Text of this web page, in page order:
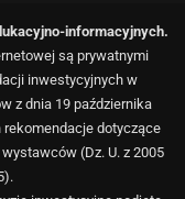
informacyjnych.
są prywatnymi
inwestycyjnych w
z dnia 19 października
dotyczące
(Dz. U. z 2005